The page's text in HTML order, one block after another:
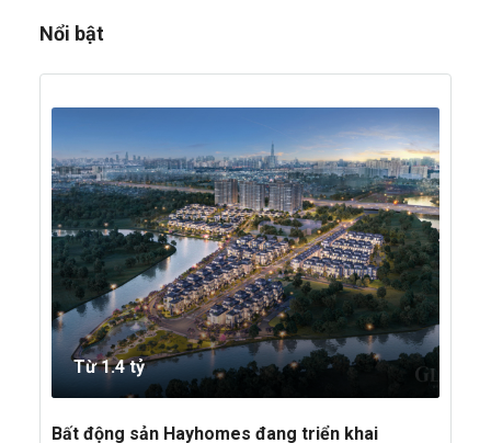
Nổi bật
Từ 1.4 tỷ
Bất động sản Hayhomes đang triển khai